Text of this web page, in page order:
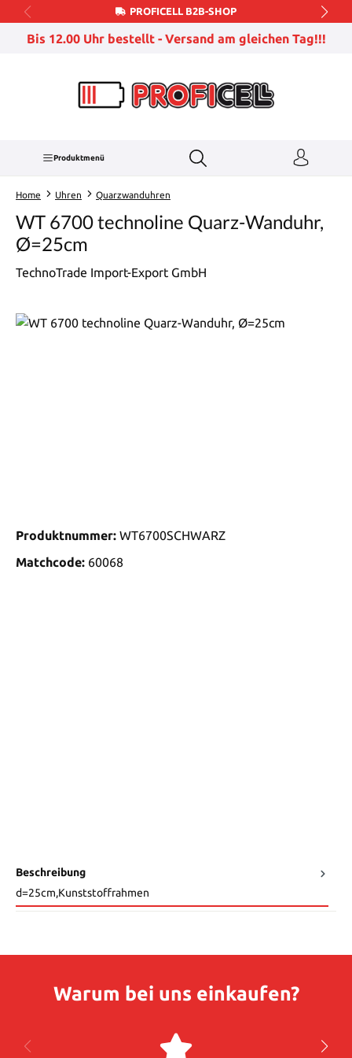
Zum Hauptinhalt springenPROFICELL B2B-SHOP
Bis 12.00 Uhr bestellt - Versand am gleichen Tag!!!
Produktmenü
Home Uhren Quarzwanduhren
WT 6700 technoline Quarz-Wanduhr,
Ø=25cm
TechnoTrade Import-Export GmbH
Produktnummer: WT6700SCHWARZ
Matchcode: 60068
Beschreibung
d=25cm,Kunststoffrahmen
Warum bei uns einkaufen?